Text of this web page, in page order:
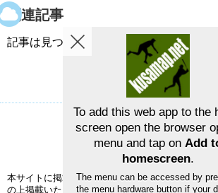
関連記事
記事は見つかりませんでした。
草野球グラウンドマップ お問
草野球グラウンドマップ
本サイトに掲載された情報の正確性については、
の上掲載いたしますが、完全性、正確性を保証する
To add this web app to the
screen open the browser
menu and tap on Add
homescreen.
The menu can be accessed by
the menu hardware button if your